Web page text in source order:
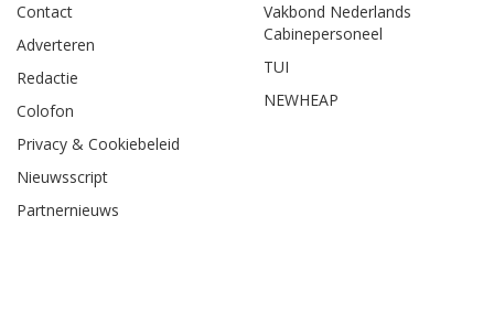
Contact
Adverteren
Redactie
Colofon
Privacy & Cookiebeleid
Nieuwsscript
Partnernieuws
Vakbond Nederlands
Cabinepersoneel
TUI
NEWHEAP